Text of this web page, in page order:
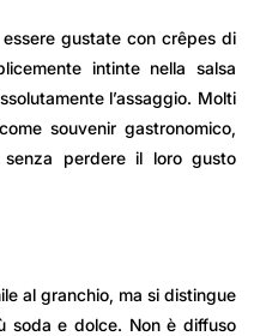
gustate con crêpes di
intinte nella salsa
l’assaggio. Molti
souvenir gastronomico,
perdere il loro gusto
al granchio, ma si distingue
soda e dolce. Non è diffuso